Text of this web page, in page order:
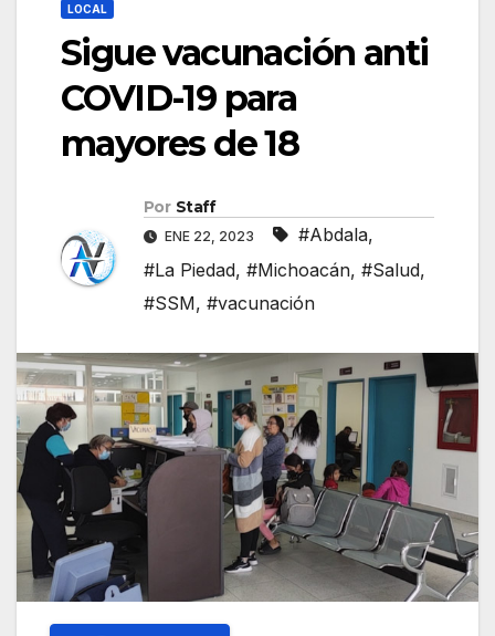
LOCAL
Sigue vacunación anti
COVID-19 para
mayores de 18
Por Staff
ENE 22, 2023 #Abdala,
#La Piedad, #Michoacán, #Salud,
#SSM, #vacunación